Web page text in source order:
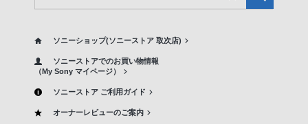
ソニーショップ(ソニーストア 取次店)
ソニーストアでのお買い物情報
（My Sony マイページ）
ソニーストア ご利用ガイド
オーナーレビューのご案内